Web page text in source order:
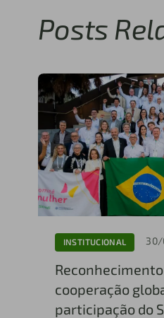
Posts
INSTITUCIONAL 30/
cooperação
participação do